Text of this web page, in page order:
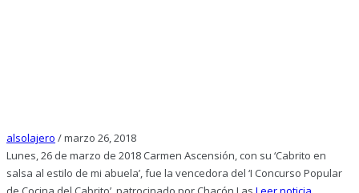
alsolajero /marzo 26, 2018
Lunes, 26 de marzo de 2018 Carmen Ascensión, con su ‘Cabrito en
salsa al estilo de mi abuela’, fue la vencedora del ‘I Concurso Popular